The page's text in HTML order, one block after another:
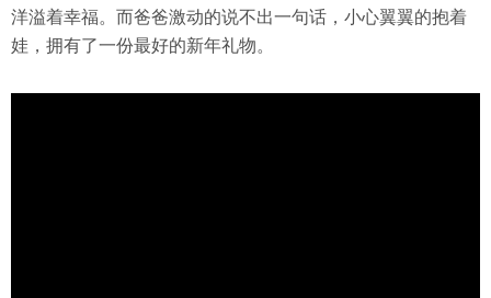
洋溢着幸福。而爸爸激动的说不出一句话，小心翼翼的抱着
娃，拥有了一份最好的新年礼物。